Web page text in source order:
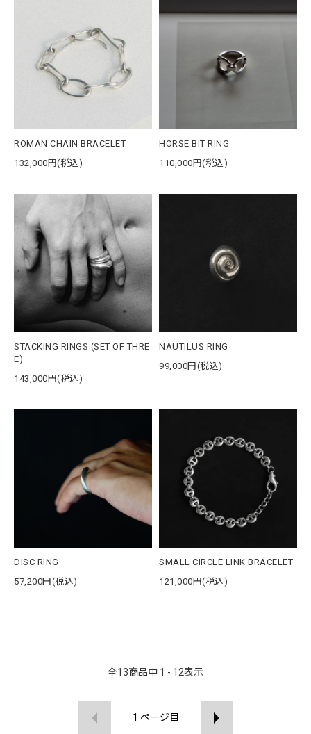
ROMAN CHAIN BRACELET
132,000円(税込)
HORSE BIT RING
110,000円(税込)
STACKING RINGS (SET OF THRE
E)
143,000円(税込)
NAUTILUS RING
99,000円(税込)
DISC RING
57,200円(税込)
SMALL CIRCLE LINK BRACELET
121,000円(税込)
全13商品中 1 - 12表示
1 ページ目